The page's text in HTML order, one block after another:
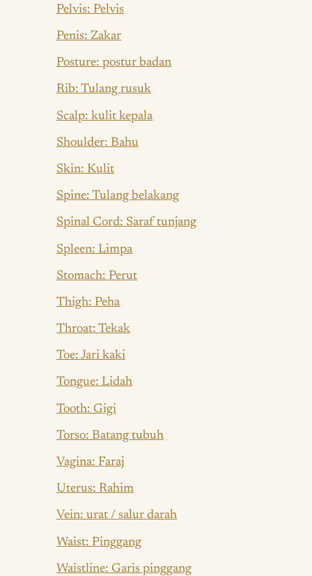
Pelvis: Pelvis
Penis: Zakar
Posture: postur badan
Rib: Tulang rusuk
Scalp: kulit kepala
Shoulder: Bahu
Skin: Kulit
Spine: Tulang belakang
Spinal Cord: Saraf tunjang
Spleen: Limpa
Stomach: Perut
Thigh: Peha
Throat: Tekak
Toe: Jari kaki
Tongue: Lidah
Tooth: Gigi
Torso: Batang tubuh
Vagina: Faraj
Uterus: Rahim
Vein: urat / salur darah
Waist: Pinggang
Waistline: Garis pinggang